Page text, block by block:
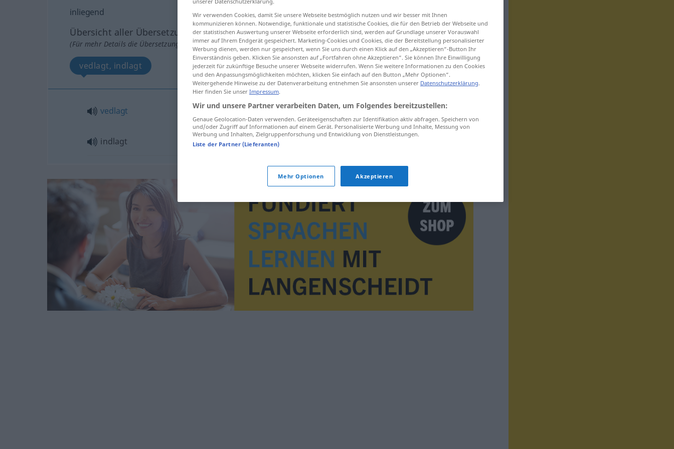
inliegend
Übersicht aller Übersetzungen
(Für mehr Details die Übersetzung anklicken/antippen)
vedlagt, indlagt
vedlagt inliegend
indlagt inliegend
Wir verwenden Cookies, damit Sie unsere Webseite bestmöglich nutzen und wir besser mit Ihnen
kommunizieren können. Notwendige, funktionale und statistische Cookies, die für den Betrieb der Webseite und
der statistischen Auswertung unserer Webseite erforderlich sind, werden auf Grundlage unserer Vorauswahl
immer auf Ihrem Endgerät gespeichert. Marketing-Cookies und Cookies, die der Bereitstellung personalisierter
Werbung dienen, werden nur gespeichert, wenn Sie uns durch einen Klick auf den „Akzeptieren“-Button Ihr
Einverständnis geben. Klicken Sie ansonsten auf „Fortfahren ohne Akzeptieren“. Sie können Ihre Einwilligung
jederzeit für zukünftige Besuche unserer Webseite widerrufen. Wenn Sie weitere Informationen zu den Cookies
und den Anpassungsmöglichkeiten möchten, klicken Sie einfach auf den Button „Mehr Optionen“.
Weitergehende Hinweise zu der Datenverarbeitung entnehmen Sie ansonsten unserer Datenschutzerklärung.
Hier finden Sie unser Impressum.
Wir und unsere Partner verarbeiten Daten, um Folgendes bereitzustellen:
Genaue Geolocation-Daten verwenden. Geräteeigenschaften zur Identifikation aktiv abfragen. Speichern von
und/oder Zugriff auf Informationen auf einem Gerät. Personalisierte Werbung und Inhalte, Messung von
Werbung und Inhalten, Zielgruppenforschung und Entwicklung von Dienstleistungen.
Liste der Partner (Lieferanten)
Mehr Optionen Akzeptieren